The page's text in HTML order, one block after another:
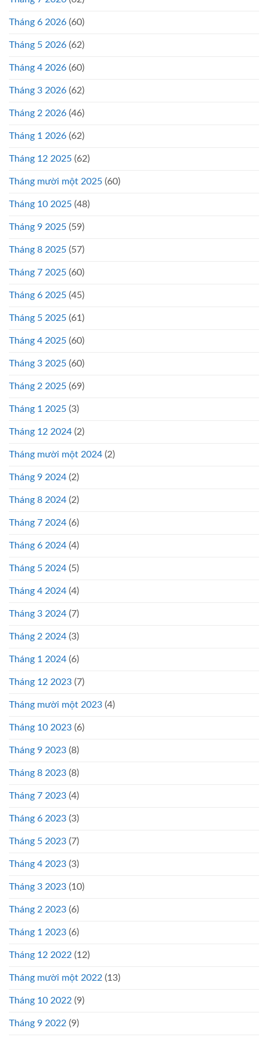
Tháng 6 2026 (60)
Tháng 5 2026 (62)
Tháng 4 2026 (60)
Tháng 3 2026 (62)
Tháng 2 2026 (46)
Tháng 1 2026 (62)
Tháng 12 2025 (62)
Tháng mười một 2025 (60)
Tháng 10 2025 (48)
Tháng 9 2025 (59)
Tháng 8 2025 (57)
Tháng 7 2025 (60)
Tháng 6 2025 (45)
Tháng 5 2025 (61)
Tháng 4 2025 (60)
Tháng 3 2025 (60)
Tháng 2 2025 (69)
Tháng 1 2025 (3)
Tháng 12 2024 (2)
Tháng mười một 2024 (2)
Tháng 9 2024 (2)
Tháng 8 2024 (2)
Tháng 7 2024 (6)
Tháng 6 2024 (4)
Tháng 5 2024 (5)
Tháng 4 2024 (4)
Tháng 3 2024 (7)
Tháng 2 2024 (3)
Tháng 1 2024 (6)
Tháng 12 2023 (7)
Tháng mười một 2023 (4)
Tháng 10 2023 (6)
Tháng 9 2023 (8)
Tháng 8 2023 (8)
Tháng 7 2023 (4)
Tháng 6 2023 (3)
Tháng 5 2023 (7)
Tháng 4 2023 (3)
Tháng 3 2023 (10)
Tháng 2 2023 (6)
Tháng 1 2023 (6)
Tháng 12 2022 (12)
Tháng mười một 2022 (13)
Tháng 10 2022 (9)
Tháng 9 2022 (9)